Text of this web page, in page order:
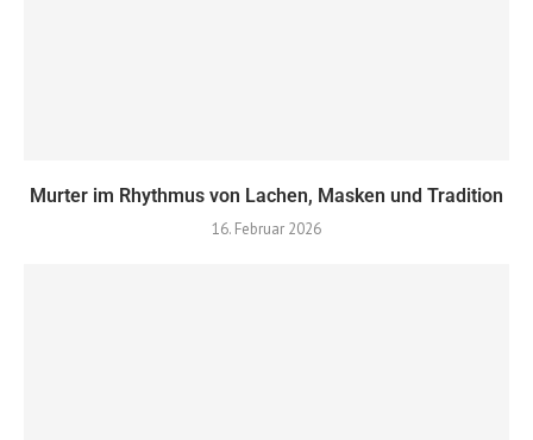
Murter im Rhythmus von Lachen, Masken und Tradition
16. Februar 2026